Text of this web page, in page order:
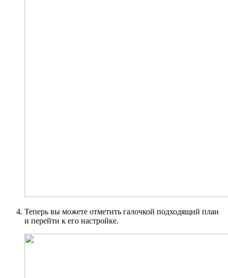
Теперь вы можете отметить галочкой подходящий план
и перейти к его настройке.